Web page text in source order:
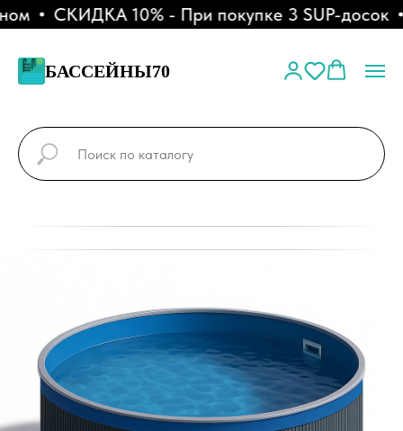
СКИДКА 10% - При покупке 3 SUP-досок
БАССЕЙНЫ70